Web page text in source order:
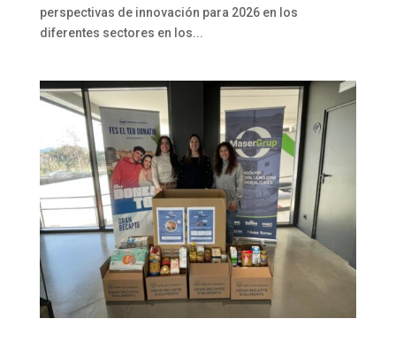
perspectivas de innovación para 2026 en los
diferentes sectores en los...